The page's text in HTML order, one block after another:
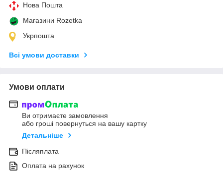
Нова Пошта
Магазини Rozetka
Укрпошта
Всі умови доставки
Умови оплати
Ви отримаєте замовлення
або гроші повернуться на вашу картку
Детальніше
Післяплата
Оплата на рахунок